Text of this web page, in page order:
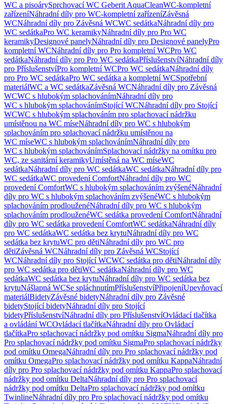
WC a pisoárySprchovací WC Geberit AquaCleanWC-kompletní
zařízeníNáhradní díly pro WC-kompletní zařízeníZávěsná
WCNáhradní díly pro Závěsná WCWC sedátkaNáhradní díly pro
WC sedátkaPro WC keramikyNáhradní díly pro Pro WC
keramikyDesignové panelyNáhradní díly pro Designové panelyPro
kompletní WCNáhradní díly pro Pro kompletní WCPro WC
sedátkaNáhradní díly pro Pro WC sedátkaPříslušenstvíNáhradní díly
pro PříslušenstvíPro kompletní WCPro WC sedátkaNáhradní díly
pro Pro WC sedátkaPro WC sedátka a kompletní WCSpotřební
materiálWC a WC sedátkaZávěsná WCNáhradní díly pro Závěsná
WCWC s hlubokým splachovánímNáhradní díly pro
WC s hlubokým splachovánímStojící WCNáhradní díly pro Stojící
WCWC s hlubokým splachováním pro splachovací nádržku
umístěnou na WC míseNáhradní díly pro WC s hlubokým
splachováním pro splachovací nádržku umístěnou na
WC míseWC s hlubokým splachovánímNáhradní díly pro
WC s hlubokým splachovánímSplachovací nádržky na omítku pro
WC, ze sanitární keramikyUmístěná na WC míseWC
sedátkaNáhradní díly pro WC sedátkaWC sedátkaNáhradní díly pro
WC sedátkaWC provedení ComfortNáhradní díly pro WC
provedení ComfortWC s hlubokým splachováním zvýšenéNáhradní
díly pro WC s hlubokým splachováním zvýšenéWC s hlubokým
splachováním prodlouženéNáhradní díly pro WC s hlubokým
splachováním prodlouženéWC sedátka provedení ComfortNáhradní
díly pro WC sedátka provedení ComfortWC sedátkaNáhradní díly
pro WC sedátkaWC sedátka bez krytuNáhradní díly pro WC
sedátka bez krytuWC pro dětiNáhradní díly pro WC pro
dětiZávěsná WCNáhradní díly pro Závěsná WCStojící
WCNáhradní díly pro Stojící WCWC sedátka pro dětiNáhradní díly
pro WC sedátka pro dětiWC sedátkaNáhradní díly pro WC
sedátkaWC sedátka bez krytuNáhradní díly pro WC sedátka bez
krytuNášlapná WCSe spláchnutímPříslušenstvíPřipojeníUpevňovací
materiálBidetyZávěsné bidetyNáhradní díly pro Závěsné
bidetyStojící bidetyNáhradní díly pro Stojící
bidetyPříslušenstvíNáhradní díly pro PříslušenstvíOvládací tlačítka
a ovládání WCOvládací tlačítkaNáhradní díly pro Ovládací
tlačítkaPro splachovací nádržky pod omítku SigmaNáhradní díly pro
Pro splachovací nádržky pod omítku SigmaPro splachovací nádržky
pod omítku OmegaNáhradní díly pro Pro splachovací nádržky pod
omítku OmegaPro splachovací nádržky pod omítku KappaNáhradní
díly pro Pro splachovací nádržky pod omítku KappaPro splachovací
nádržky pod omítku DeltaNáhradní díly pro Pro splachovací
nádržky pod omítku DeltaPro splachovací nádržky pod omítku
TwinlineNáhradní díly pro Pro splachovací nádržky pod omítku